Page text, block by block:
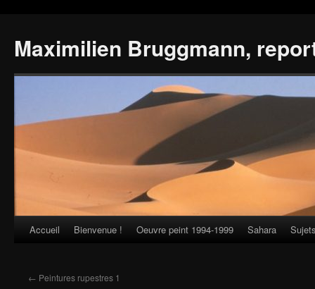
Maximilien Bruggmann,
Skip
content
Accueil Bienvenue ! Oeuvre peint 1994-1999 Sahara
← Peintures rupestres 1